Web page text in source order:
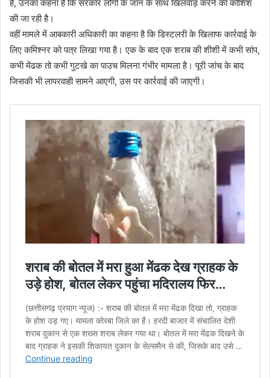
है, उनका कहना है कि सरकार लोगों के जान के साथ खिलवाड़ करने की कोशिश
की जा रही है।
वहीं मामले में आबकारी अधिकारी का कहना है कि डिस्टलरी के खिलाफ कार्रवाई के
लिए कमिश्नर को पत्र लिखा गया है। एक के बाद एक शराब की शीशी में कभी सांप,
कभी मेंढक तो कभी गुटखे का पाउच मिलना गंभीर मामला है। पूरी जांच के बाद
जिसकी भी लापरवाही सामने आएगी, उस पर कार्रवाई की जाएगी।